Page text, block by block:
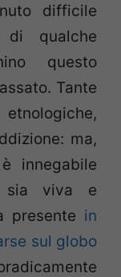
difficile
qualche
questo
Tante
ma,
innegabile
sia viva e
presente in
sul globo